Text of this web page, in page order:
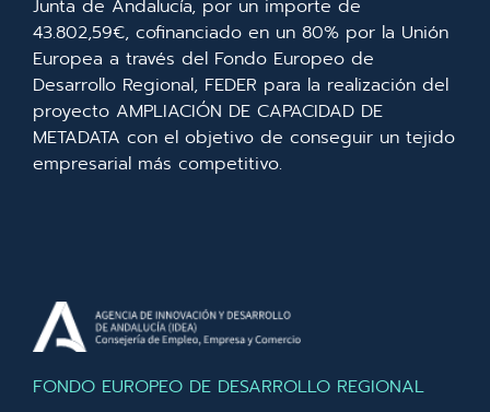
Junta de Andalucía, por un importe de
43.802,59€, cofinanciado en un 80% por la Unión
Europea a través del Fondo Europeo de
Desarrollo Regional, FEDER para la realización del
proyecto AMPLIACIÓN DE CAPACIDAD DE
METADATA con el objetivo de conseguir un tejido
empresarial más competitivo.
FONDO EUROPEO DE DESARROLLO REGIONAL